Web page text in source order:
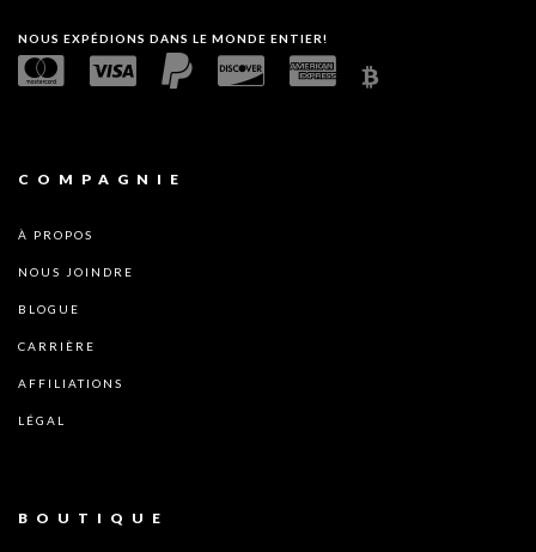
NOUS EXPÉDIONS DANS LE MONDE ENTIER!
COMPAGNIE
À PROPOS
NOUS JOINDRE
BLOGUE
CARRIÈRE
AFFILIATIONS
LÉGAL
BOUTIQUE